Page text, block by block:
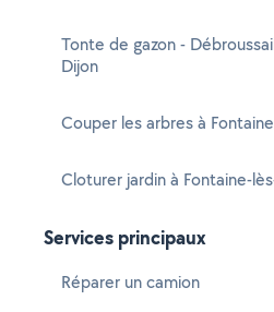
Tonte de gazon -
Dijon
Couper les arbres à
Cloturer jardin à Fontaine-
Services principaux
Réparer un camion